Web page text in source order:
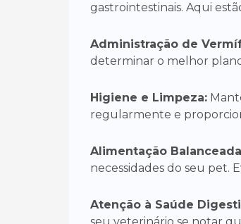
gastrointestinais. Aqui
Administração de
determinar o melhor
Higiene e Limpeza:
regularmente e
Alimentação
necessidades do seu pet.
Atenção à Saúde